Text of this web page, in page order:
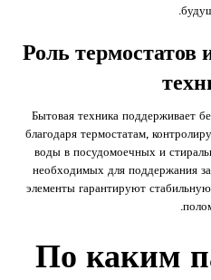
Роль термостатов
Бытовая техника поддерживает
благодаря термостатам,
воды в посудомоечных и
необходимых для поддержания
элементы гарантируют
По каким